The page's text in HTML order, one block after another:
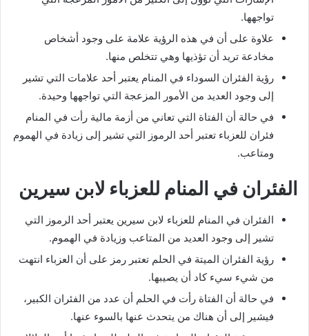
تواجهها.
علاوة على أن في هذه الرؤية علامة على وجود أشخاص
مخادعة تريد أن تؤذيها وهي تتخلص منها.
رؤية الفئران السوداء في المنام يعتبر أحد علامات التي تشير
إلى وجود العديد من الأمور المزعجة التي تواجهها وحيدة.
في حالة أن الفتاة التي تعاني من أزمة مالية رأت في المنام
فئران للعزباء تعتبر أحد الرموز التي تشير إلى زيادة في الهموم
ومتاعب.
الفئران في المنام للعزباء لابن سيرين
الفئران في المنام للعزباء لابن سيرين يعتبر أحد الرموز التي
تشير إلى وجود العديد من المتاعب وزيادة في الهموم.
رؤية الفئران الميتة في الحلم تعتبر رمز على أن العزباء انتهت
من شيء سيء كاد أن يصيبها.
في حالة أن الفتاة رأت في الحلم أن عدد من الفئران الكبير،
فيشير إلى أن هناك من يتحدث عنها بالسوء عنها.